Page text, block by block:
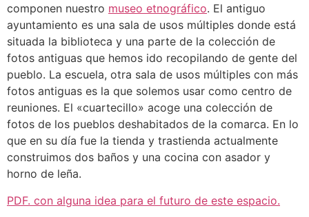
componen nuestro museo etnográfico. El antiguo
ayuntamiento es una sala de usos múltiples donde está
situada la biblioteca y una parte de la colección de
fotos antiguas que hemos ido recopilando de gente del
pueblo. La escuela, otra sala de usos múltiples con más
fotos antiguas es la que solemos usar como centro de
reuniones. El «cuartecillo» acoge una colección de
fotos de los pueblos deshabitados de la comarca. En lo
que en su día fue la tienda y trastienda actualmente
construimos dos baños y una cocina con asador y
horno de leña.
PDF. con alguna idea para el futuro de este espacio.